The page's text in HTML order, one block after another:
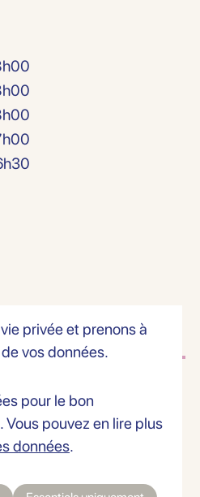
Centre Médico-dentaire, Peseux
privée et prenons à
vos données.
pour le bon
pouvez en lire plus
données.